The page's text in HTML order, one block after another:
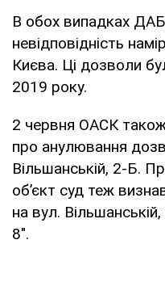
В обох випадках
невідповідність
Києва. Ці дозволи
2019 року.
2 червня ОАСК
про анулювання
Вільшанській, 2-Б.
об’єкт суд теж
на вул.
8".